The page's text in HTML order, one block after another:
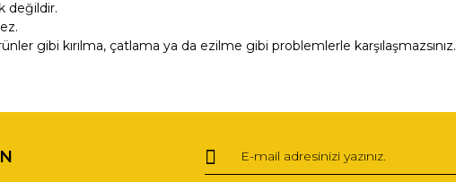
değildir.
gibi kırılma, çatlama ya da ezilme gibi problemlerle karşılaşmazsınız.
Yorum Yaz